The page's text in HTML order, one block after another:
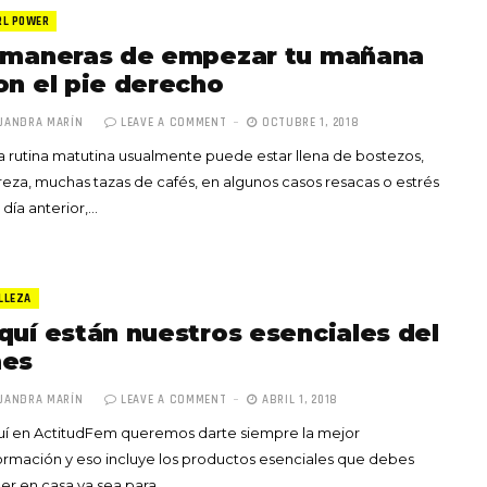
POWER
de empezar tu mañana
el pie derecho
MARÍN LEAVE A COMMENT OCTUBRE 1, 2018
rutina matutina usualmente puede estar llena de bostezos,
muchas tazas de cafés, en algunos casos resacas o estrés
anterior,…
están nuestros esenciales del
MARÍN LEAVE A COMMENT ABRIL 1, 2018
en ActitudFem queremos darte siempre la mejor
y eso incluye los productos esenciales que debes
el nuevo
de Hendrix y
un himno por la
las mujeres
COMMENT FEBRERO 16, 2023
Totó la Momposina: el
MAYO 21, 2026